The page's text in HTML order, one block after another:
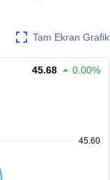
Tam Ekran Grafik
45.68 0.00%